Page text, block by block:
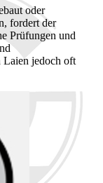
oder
fordert der
Prüfungen und
Laien jedoch oft